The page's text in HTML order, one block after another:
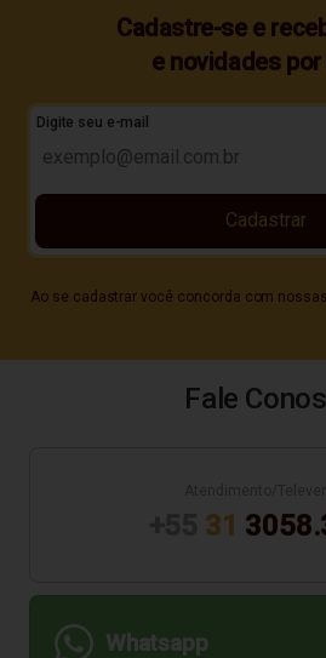
Cadastre-se e
e novidades por
Digite seu e-mail
Ao se cadastrar você concorda com nossas
Cadastrar
Fale
31
Whatsapp